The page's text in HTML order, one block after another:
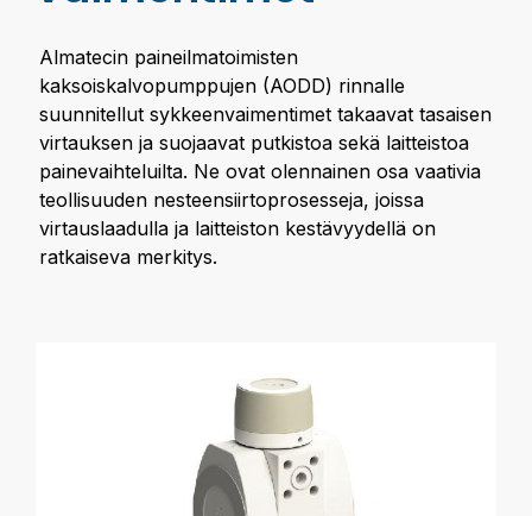
Almatecin paineilmatoimisten
kaksoiskalvopumppujen (AODD) rinnalle
suunnitellut sykkeenvaimentimet takaavat tasaisen
virtauksen ja suojaavat putkistoa sekä laitteistoa
painevaihteluilta. Ne ovat olennainen osa vaativia
teollisuuden nesteensiirtoprosesseja, joissa
virtauslaadulla ja laitteiston kestävyydellä on
ratkaiseva merkitys.